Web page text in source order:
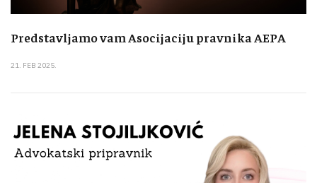
Predstavljamo vam Asocijaciju pravnika AEPA
21. FEB 2025.